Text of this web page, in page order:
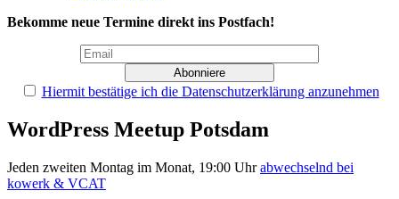
Bekomme neue Termine direkt ins Postfach!
Hiermit bestätige ich die Datenschutzerklärung anzunehmen
WordPress Meetup Potsdam
Jeden zweiten Montag im Monat, 19:00 Uhrabwechselnd bei
kowerk & VCAT